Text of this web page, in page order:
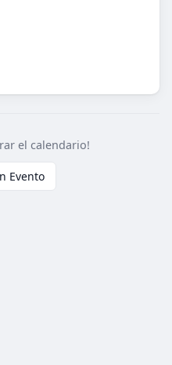
el calendario!
Evento